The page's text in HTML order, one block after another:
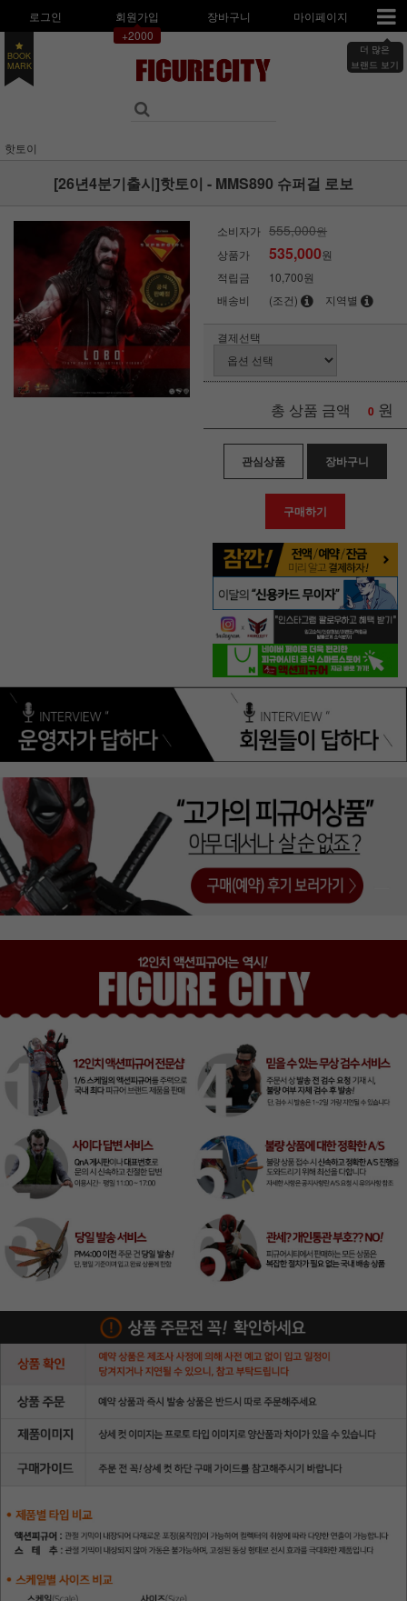
로그인
회원가입
+2000
장바구니 마이페이지
더 많은
브랜드 보기
BOOK
MARK
핫토이
[26년4분기출시]핫토이 - MMS890 슈퍼걸 로보
소비자가 555,000원
상품가
535,000원
적립금
10,700원
배송비
(조건) 지역별
결제선택
총 상품 금액 0 원
관심상품 장바구니
구매하기